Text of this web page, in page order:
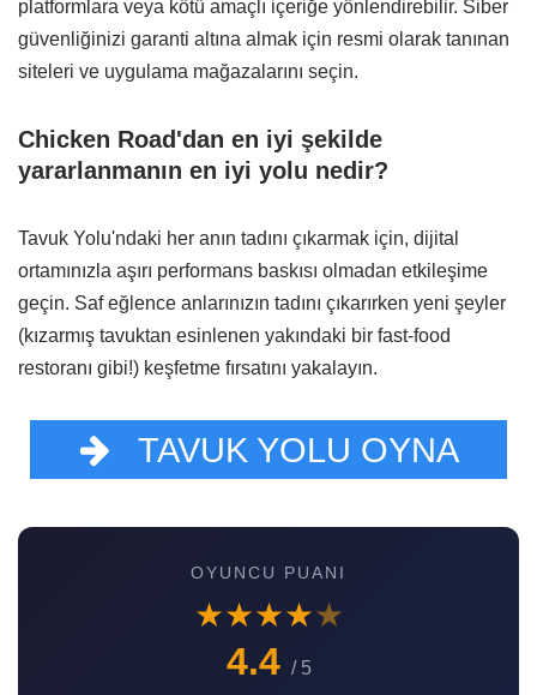
platformlara veya kötü amaçlı içeriğe yönlendirebilir. Siber
güvenliğinizi garanti altına almak için resmi olarak tanınan
siteleri ve uygulama mağazalarını seçin.
Chicken Road'dan en iyi şekilde
yararlanmanın en iyi yolu nedir?
Tavuk Yolu'ndaki her anın tadını çıkarmak için, dijital
ortamınızla aşırı performans baskısı olmadan etkileşime
geçin. Saf eğlence anlarınızın tadını çıkarırken yeni şeyler
(kızarmış tavuktan esinlenen yakındaki bir fast-food
restoranı gibi!) keşfetme fırsatını yakalayın.
TAVUK YOLU OYNA
OYUNCU PUANI
★★★★★
4.4 / 5